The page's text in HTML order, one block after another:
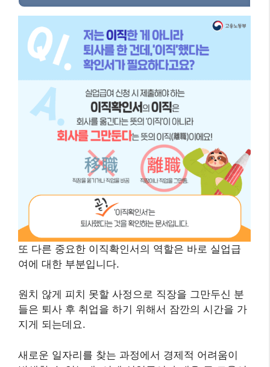
또 다른 중요한 이직확인서의 역할은 바로 실업급
여에 대한 부분입니다.
원치 않게 피치 못할 사정으로 직장을 그만두신 분
들은 퇴사 후 취업을 하기 위해서 잠깐의 시간을 가
지게 되는데요.
새로운 일자리를 찾는 과정에서 경제적 어려움이